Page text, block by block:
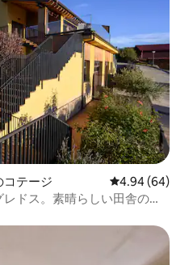
コテージ レビュー64件
4.94 (64)
ドス。素晴らしい田舎の家